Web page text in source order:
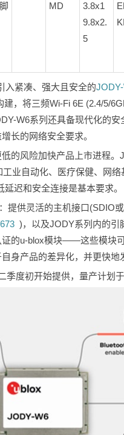
MD
3.8x1
9.8x2.
5
入紧凑、强大且安全的
建，将三频Wi-Fi 6E (2.4/5/
W6系列还具备现代化的
长的网络安全要求。
的风险加快产品上市进程。
业自动化、医疗保健、网
迟和安全连接是基本要求。
提供灵活的主机接口(SDIO
)，以及JODY系列内的引
的u-blox模块——这些模块
身产品的差异化，并更快地
季度初开始提供，量产计划